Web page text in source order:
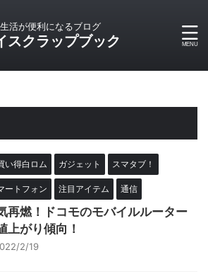
生活が便利になるブログ
スクラップブック
い得白ロム ガジェット スマタブ！
ートフォン 注目アイテム 通信
再燃！ドコモのモバイルルーター
上がり傾向！
2/19